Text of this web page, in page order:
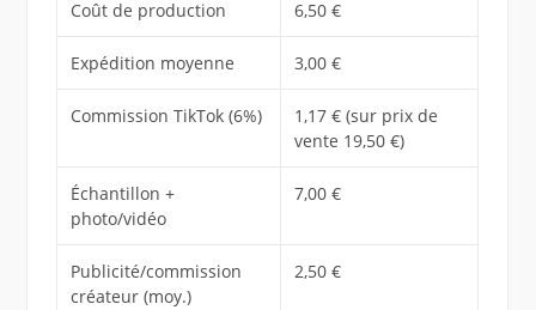
Coût de production 6,50 €
Expédition moyenne 3,00 €
Commission TikTok (6%)
1,17 € (sur prix de
vente 19,50 €)
Échantillon +
photo/vidéo
7,00 €
Publicité/commission
créateur (moy.)
2,50 €